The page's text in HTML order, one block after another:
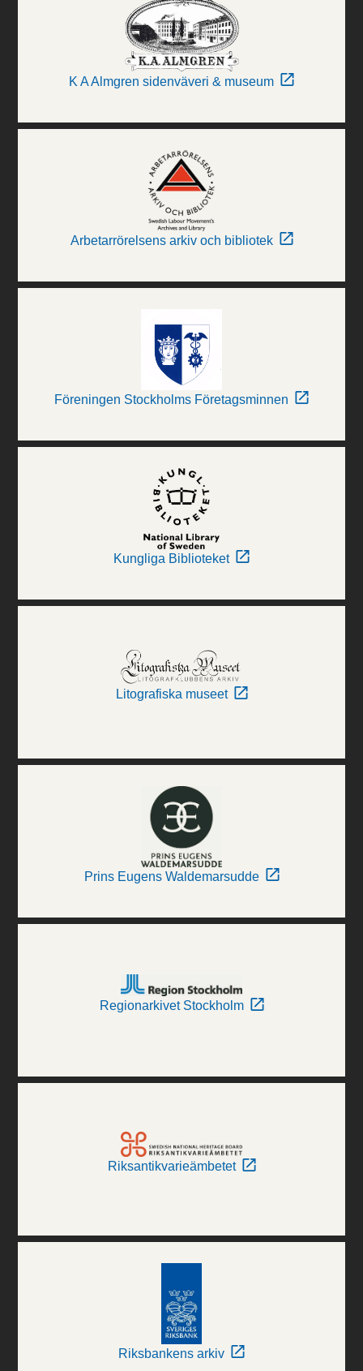
K A Almgren sidenväveri & museum
Arbetarrörelsens arkiv och bibliotek
Föreningen Stockholms Företagsminnen
Kungliga Biblioteket
Litografiska museet
Prins Eugens Waldemarsudde
Regionarkivet Stockholm
Riksantikvarieämbetet
Riksbankens arkiv